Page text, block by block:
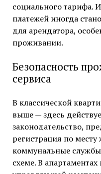
социального тарифа.
платежей иногда
для арендатора,
проживании.
Безопасность
сервиса
В классической
выше — здесь
законодательство,
регистрация по месту
коммунальные
схеме. В